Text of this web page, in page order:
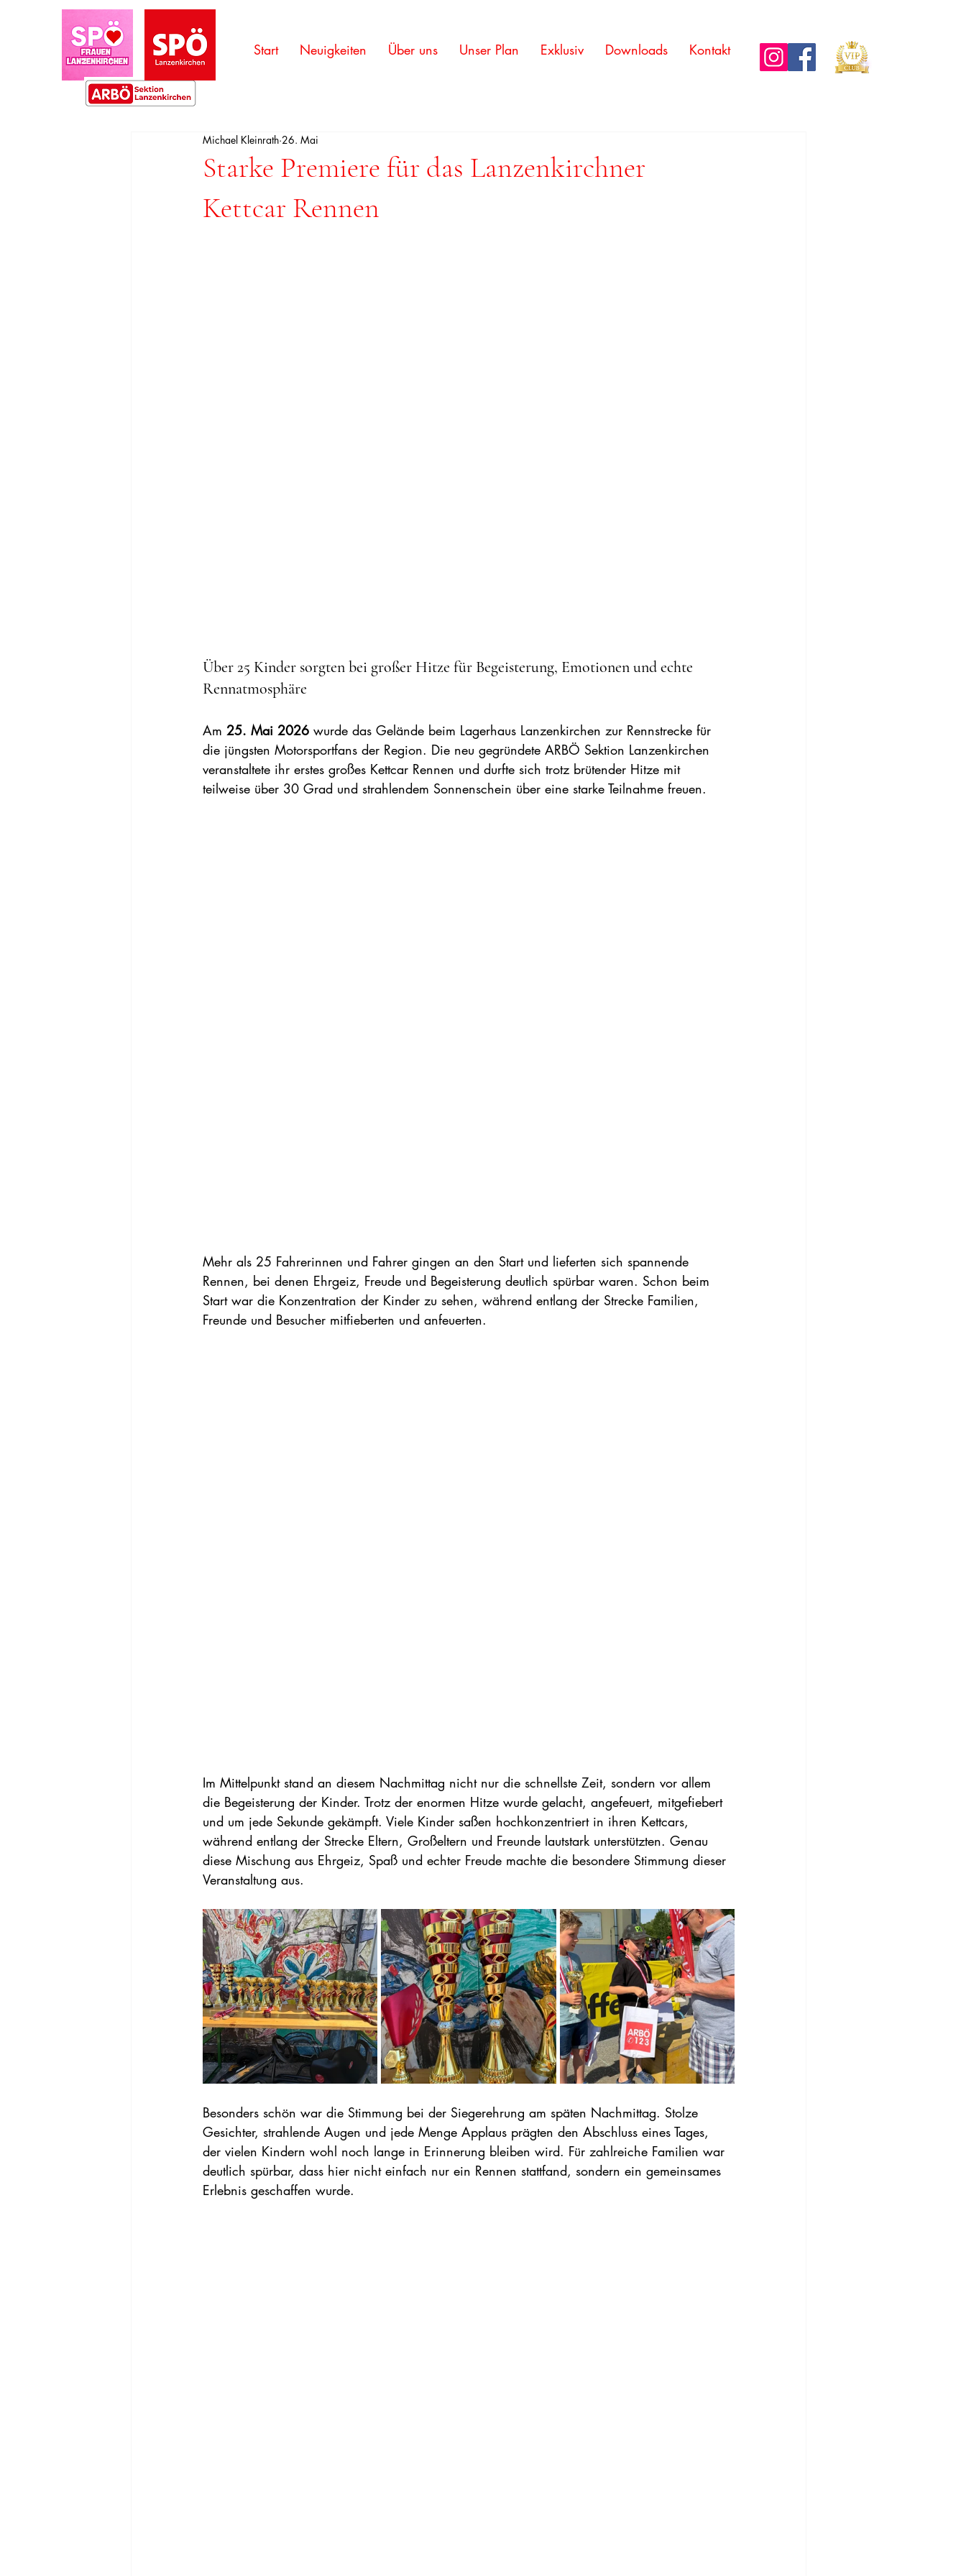
Start Neuigkeiten Über uns Unser Plan Exklusiv Downloads Kontakt
Starke Premiere für das Lanzenkirchner
Kettcar Rennen
Michael Kleinrath 26. Mai
Über 25 Kinder sorgten bei großer Hitze für Begeisterung, Emotionen und echte
Rennatmosphäre
Am 25. Mai 2026 wurde das Gelände beim Lagerhaus Lanzenkirchen zur Rennstrecke für
die jüngsten Motorsportfans der Region. Die neu gegründete ARBÖ Sektion Lanzenkirchen
veranstaltete ihr erstes großes Kettcar Rennen und durfte sich trotz brütender Hitze mit
teilweise über 30 Grad und strahlendem Sonnenschein über eine starke Teilnahme freuen.
Mehr als 25 Fahrerinnen und Fahrer gingen an den Start und lieferten sich spannende
Rennen, bei denen Ehrgeiz, Freude und Begeisterung deutlich spürbar waren. Schon beim
Start war die Konzentration der Kinder zu sehen, während entlang der Strecke Familien,
Freunde und Besucher mitfieberten und anfeuerten.
Im Mittelpunkt stand an diesem Nachmittag nicht nur die schnellste Zeit, sondern vor allem
die Begeisterung der Kinder. Trotz der enormen Hitze wurde gelacht, angefeuert, mitgefiebert
und um jede Sekunde gekämpft. Viele Kinder saßen hochkonzentriert in ihren Kettcars,
während entlang der Strecke Eltern, Großeltern und Freunde lautstark unterstützten. Genau
diese Mischung aus Ehrgeiz, Spaß und echter Freude machte die besondere Stimmung dieser
Veranstaltung aus.
Besonders schön war die Stimmung bei der Siegerehrung am späten Nachmittag. Stolze
Gesichter, strahlende Augen und jede Menge Applaus prägten den Abschluss eines Tages,
der vielen Kindern wohl noch lange in Erinnerung bleiben wird. Für zahlreiche Familien war
deutlich spürbar, dass hier nicht einfach nur ein Rennen stattfand, sondern ein gemeinsames
Erlebnis geschaffen wurde.